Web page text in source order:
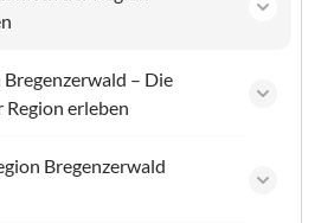
– Die
Region erleben
Bregenzerwald